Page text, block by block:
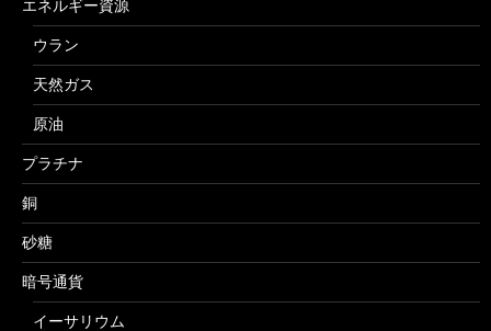
エネルギー資源
ウラン
天然ガス
原油
プラチナ
銅
砂糖
暗号通貨
イーサリウム